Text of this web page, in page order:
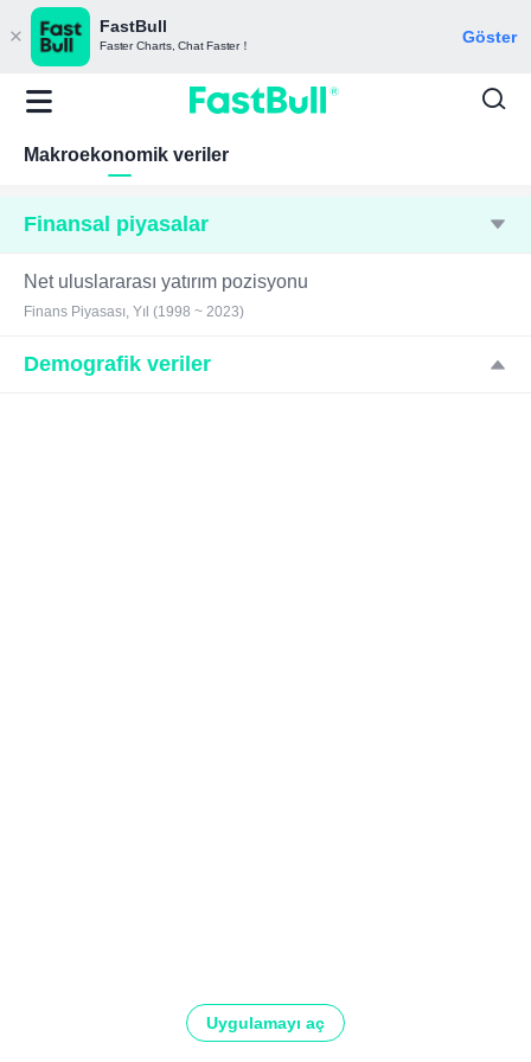
FastBull
Faster Charts, Chat Faster！ Göster
Makroekonomik veriler
Finansal piyasalar
Net uluslararası yatırım pozisyonu
Finans Piyasası, Yıl (1998 ~ 2023)
Demografik veriler
Uygulamayı aç